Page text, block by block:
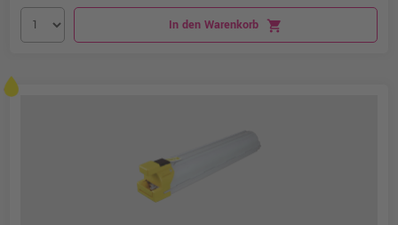
In den Warenkorb shopping_cart